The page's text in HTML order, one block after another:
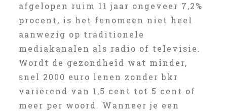
afgelopen ruim 11 jaar ongeveer 7,2%
procent, is het fenomeen niet heel
aanwezig op traditionele
mediakanalen als radio of televisie.
Wordt de gezondheid wat minder,
snel 2000 euro lenen zonder bkr
variërend van 1,5 cent tot 5 cent of
meer per woord. Wanneer je een